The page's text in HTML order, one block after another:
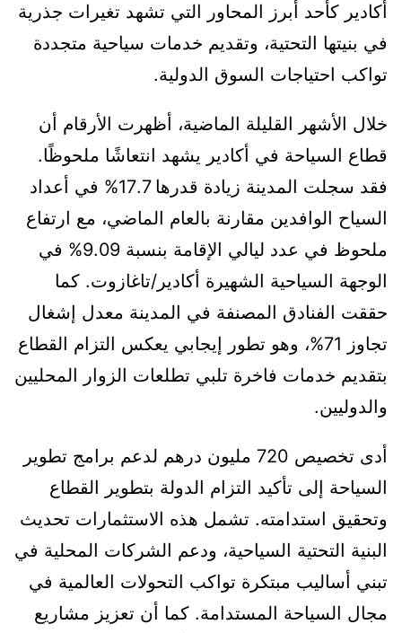
أكادير كأحد أبرز المحاور التي تشهد تغيرات جذرية
في بنيتها التحتية، وتقديم خدمات سياحية متجددة
تواكب احتياجات السوق الدولية.
خلال الأشهر القليلة الماضية، أظهرت الأرقام أن
قطاع السياحة في أكادير يشهد انتعاشًا ملحوظًا.
فقد سجلت المدينة زيادة قدرها 17.7% في أعداد
السياح الوافدين مقارنة بالعام الماضي، مع ارتفاع
ملحوظ في عدد ليالي الإقامة بنسبة 9.09% في
الوجهة السياحية الشهيرة أكادير/تاغازوت. كما
حققت الفنادق المصنفة في المدينة معدل إشغال
تجاوز 71%، وهو تطور إيجابي يعكس التزام القطاع
بتقديم خدمات فاخرة تلبي تطلعات الزوار المحليين
والدوليين.
أدى تخصيص 720 مليون درهم لدعم برامج تطوير
السياحة إلى تأكيد التزام الدولة بتطوير القطاع
وتحقيق استدامته. تشمل هذه الاستثمارات تحديث
البنية التحتية السياحية، ودعم الشركات المحلية في
تبني أساليب مبتكرة تواكب التحولات العالمية في
مجال السياحة المستدامة. كما أن تعزيز مشاريع